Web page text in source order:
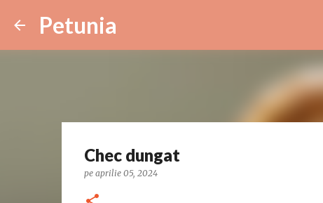
Petunia
Chec dungat
pe aprilie 05, 2024